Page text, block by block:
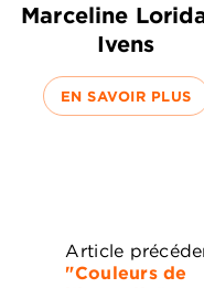
Marceline
Ivens
EN SAVOIR PLUS
Article
"Couleurs de